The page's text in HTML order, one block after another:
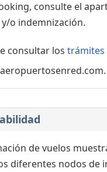
consulte el
o indemnización.
consultar los trámites
de vuelos
diferentes nodos